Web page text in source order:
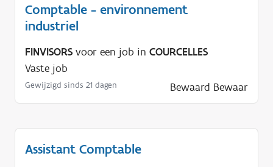
Comptable - environnement
industriel
FINVISORS voor een job in COURCELLES
Vaste job
Gewijzigd sinds 21 dagen Bewaard Bewaar
Assistant Comptable